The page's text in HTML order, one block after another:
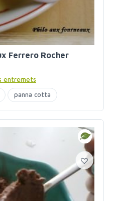
Ferrero Rocher
entremets
panna cotta